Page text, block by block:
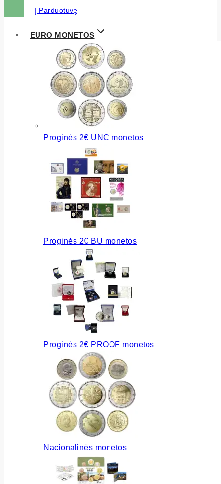
Į Parduotuvę
EURO MONETOS
Proginės 2€ UNC monetos
Proginės 2€ BU monetos
Proginės 2€ PROOF monetos
Nacionalinės monetos